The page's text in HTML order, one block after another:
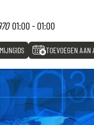
01:00 - 01:00
TOEVOEGEN AAN